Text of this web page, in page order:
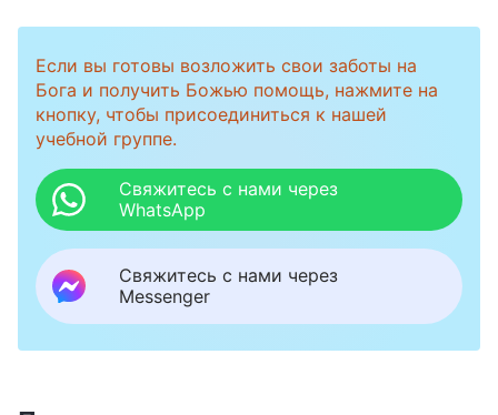
смог получить Божьеспасение последних
дней. Если он тоже будет верить в Бога, то по
окончании учебы мы сможем вместе
следовать за Богом и исполнять свой долг.
Общая цель и стремление наверняка сделают
нас очень счастливыми. Однако всякий раз,
когда я заговаривала с ним о вере в Бога, он
только слегка улыбался мне и иногда просто
Если вы готовы возложить свои заботы на
Бога и получить Божью помощь, нажмите на
кнопку, чтобы присоединиться к нашей
учебной группе.
Свяжитесь с нами через
WhatsApp
Свяжитесь с нами через
Messenger